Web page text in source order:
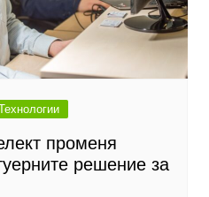
променя
решение за